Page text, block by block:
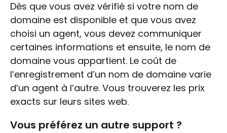
Dès que vous avez vérifié si votre nom de
domaine est disponible et que vous avez
choisi un agent, vous devez communiquer
certaines informations et ensuite, le nom de
domaine vous appartient. Le coût de
l’enregistrement d’un nom de domaine varie
d’un agent à l’autre. Vous trouverez les prix
exacts sur leurs sites web.
Vous préférez un autre support ?